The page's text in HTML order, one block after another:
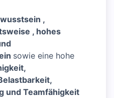
,
, hohes
sowie eine hohe
und Teamfähigkeit